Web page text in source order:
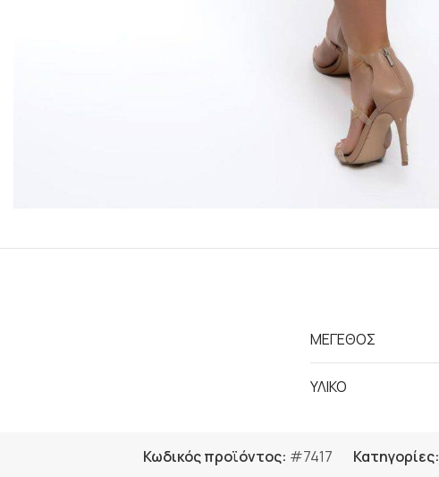
ΜΕΓΕΘΟΣ
ΥΛΙΚΟ
Κωδικός προϊόντος: #7417 Κατηγορίες: